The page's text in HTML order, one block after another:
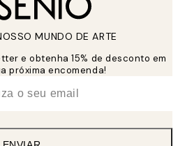
MUNDO DE ARTE
e obtenha 15% de desconto em
próxima encomenda!